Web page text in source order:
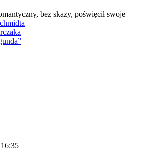
bez skazy, poświęcił swoje